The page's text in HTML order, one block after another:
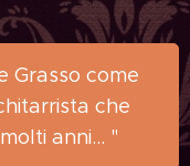
Grasso come
che
anni... "